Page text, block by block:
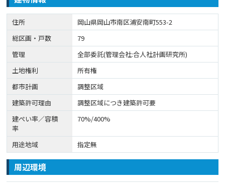
住所
岡山県岡山市南区浦安南町553-2
総区画・戸数
79
管理
全部委託(管理会社:合人社計画研究所)
土地権利
所有権
都市計画
調整区域
建築許可理由
調整区域につき建築許可要
建ぺい率／容積
率
70%/400%
用途地域 指定無
周辺環境